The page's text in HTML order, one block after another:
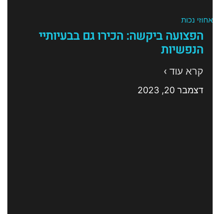
אחוזי נכות
הפצועה ביקשה: הכירו גם בבעיותיי
הנפשיות
קרא עוד ›
דצמבר 20, 2023